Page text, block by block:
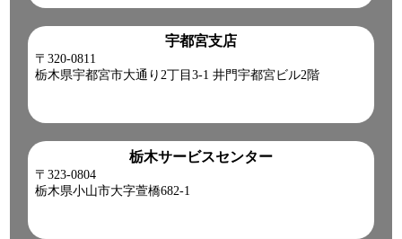
宇都宮支店
〒320-0811
栃木県宇都宮市大通り2丁目3-1 井門宇都宮ビル2階
栃木サービスセンター
〒323-0804
栃木県小山市大字萱橋682-1